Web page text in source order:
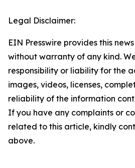
Legal Disclaimer:
EIN Presswire provides this
without warranty of any kind.
responsibility or liability for the
images, videos, licenses,
reliability of the information
If you have any complaints or
related to this article, kindly
above.